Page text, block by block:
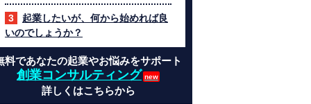
起業したいが、何から始めれば良
いのでしょうか？
料であなたの起業やお悩みをサポート
創業コンサルティング
詳しくはこちらから